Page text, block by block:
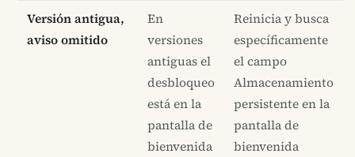
Versión antigua,
aviso omitido
En
versiones
antiguas el
desbloqueo
está en la
pantalla de
bienvenida
Reinicia y busca
específicamente
el campo
Almacenamiento
persistente en la
pantalla de
bienvenida